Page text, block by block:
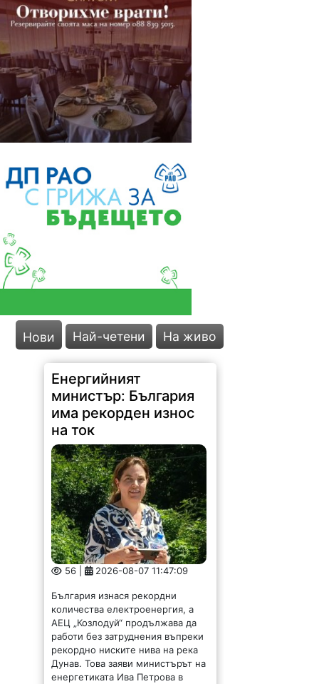
Нови Най-четени На живо
Енергийният
има рекорден износ
на ток
56 | 2026-08-07 11:47:09
България изнася рекордни
количества електроенергия, а
АЕЦ „Козлодуй“ продължава да
работи без затруднения въпреки
рекордно ниските нива на река
Дунав. Това заяви министърът на
ефира на...
Община Криводол
отдава под наем имот